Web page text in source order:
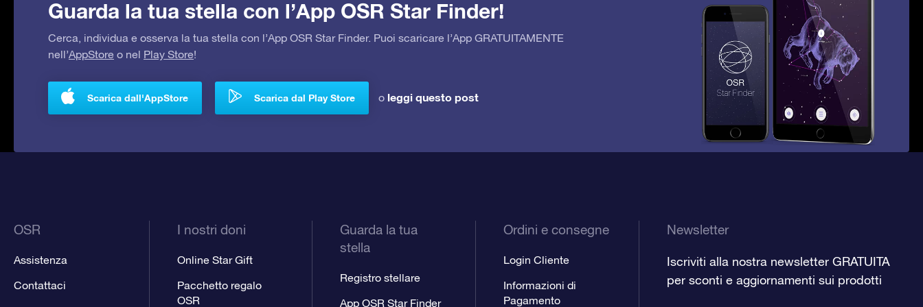
Guarda la tua stella con l’App OSR Star Finder!
Cerca, individua e osserva la tua stella con l’App OSR Star Finder. Puoi scaricare l’App GRATUITAMENTE
nell’AppStore o nel Play Store!
Scarica dall'AppStore Scarica dal Play Store o leggi questo post
OSR
Assistenza
Contattaci
I nostri doni
Online Star Gift
Pacchetto regalo
OSR
Guarda la tua
stella
Registro stellare
App OSR Star Finder
Ordini e consegne
Login Cliente
Informazioni di
Pagamento
Newsletter
Iscriviti alla nostra newsletter GRATUITA
per sconti e aggiornamenti sui prodotti